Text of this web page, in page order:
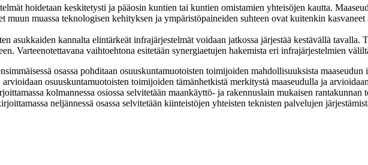
hoidetaan keskitetysti ja pääosin kuntien tai kuntien omistamien yhteisöjen kautta.
muun muassa teknologisen kehityksen ja ympäristöpaineiden suhteen ovat kuitenkin
asukkaiden kannalta elintärkeät infrajärjestelmät voidaan jatkossa järjestää kestävällä
Varteenotettavana vaihtoehtona esitetään synergiaetujen hakemista eri infrajärjestelmien
osassa pohditaan osuuskuntamuotoisten toimijoiden mahdollisuuksista
osuuskuntamuotoisten toimijoiden tämänhetkistä merkitystä maaseudulla ja
kolmannessa osiossa selvitetään maankäyttö- ja rakennuslain mukaisen
neljännessä osassa selvitetään kiinteistöjen yhteisten teknisten palvelujen